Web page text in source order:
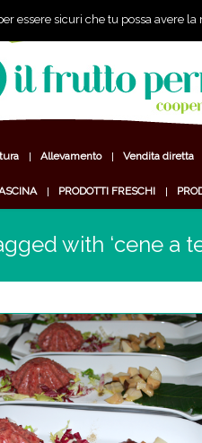
Allevamento Vendita diretta
PRODOTTI FRESCHI
with ‘cene a
essere sicuri che tu possa avere